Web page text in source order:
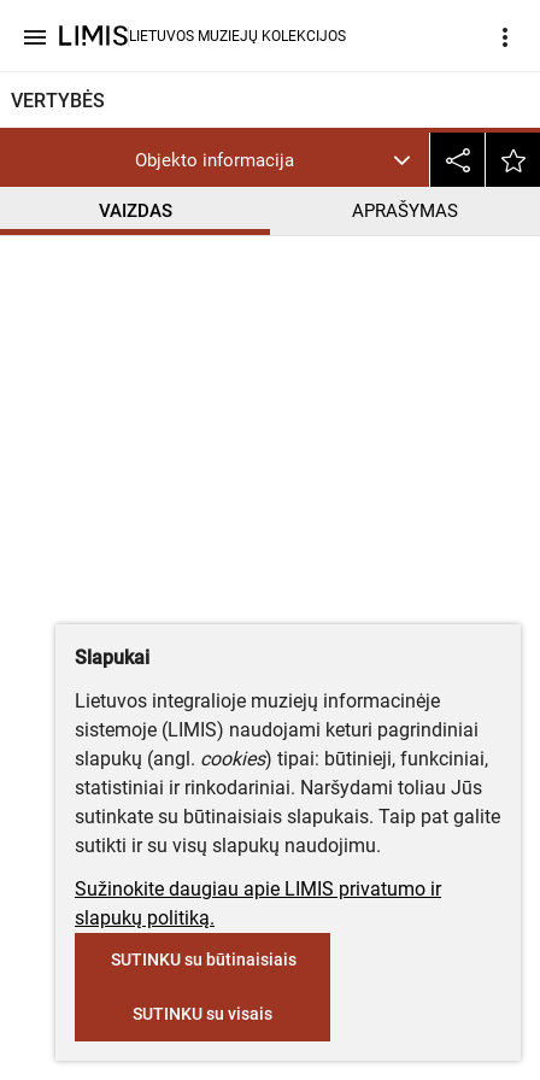
menu LIETUVOS MUZIEJŲ KOLEKCIJOS more_vert
VERTYBĖS
Objekto informacija
VAIZDAS APRAŠYMAS
CC BY-NC-ND
Slapukai
Lietuvos integralioje muziejų informacinėje
sistemoje (LIMIS) naudojami keturi pagrindiniai
slapukų (angl. cookies) tipai: būtinieji, funkciniai,
statistiniai ir rinkodariniai. Naršydami toliau Jūs
sutinkate su būtinaisiais slapukais. Taip pat galite
sutikti ir su visų slapukų naudojimu.
Sužinokite daugiau apie LIMIS privatumo ir
slapukų politiką.
SUTINKU su būtinaisiais
SUTINKU su visais